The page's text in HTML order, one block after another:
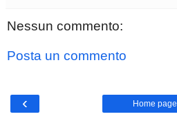
Nessun commento:
Posta un commento
‹ Home page